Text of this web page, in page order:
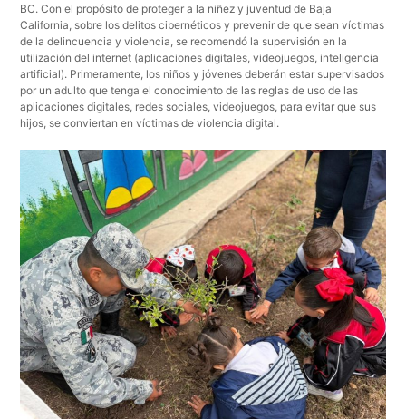
BC. Con el propósito de proteger a la niñez y juventud de Baja
California, sobre los delitos cibernéticos y prevenir de que sean víctimas
de la delincuencia y violencia, se recomendó la supervisión en la
utilización del internet (aplicaciones digitales, videojuegos, inteligencia
artificial). Primeramente, los niños y jóvenes deberán estar supervisados
por un adulto que tenga el conocimiento de las reglas de uso de las
aplicaciones digitales, redes sociales, videojuegos, para evitar que sus
hijos, se conviertan en víctimas de violencia digital.